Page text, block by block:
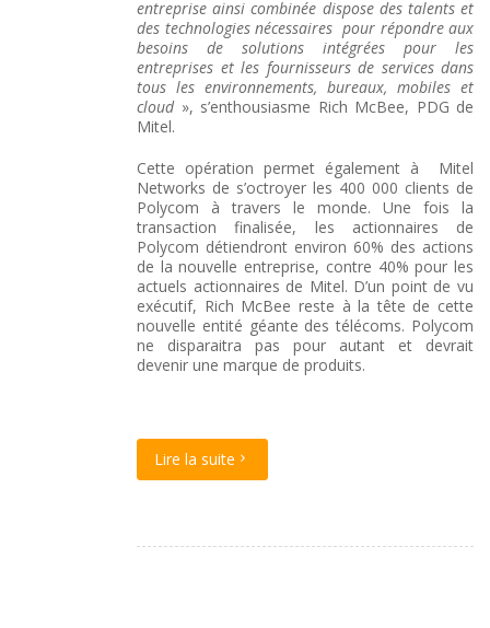
entreprise ainsi combinée dispose des talents et
des technologies nécessaires pour répondre aux
besoins de solutions intégrées pour les
entreprises et les fournisseurs de services dans
tous les environnements, bureaux, mobiles et
cloud », s’enthousiasme Rich McBee, PDG de
Mitel.
Cette opération permet également à Mitel
Networks de s’octroyer les 400 000 clients de
Polycom à travers le monde. Une fois la
transaction finalisée, les actionnaires de
Polycom détiendront environ 60% des actions
de la nouvelle entreprise, contre 40% pour les
actuels actionnaires de Mitel. D’un point de vu
exécutif, Rich McBee reste à la tête de cette
nouvelle entité géante des télécoms. Polycom
ne disparaitra pas pour autant et devrait
devenir une marque de produits.
Lire la suite